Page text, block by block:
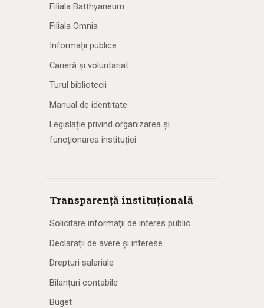
Filiala Batthyaneum
Filiala Omnia
Informații publice
Carieră și voluntariat
Turul bibliotecii
Manual de identitate
Legislație privind organizarea și
funcționarea instituției
Transparență instituțională
Solicitare informaţii de interes public
Declarații de avere și interese
Drepturi salariale
Bilanțuri contabile
Buget